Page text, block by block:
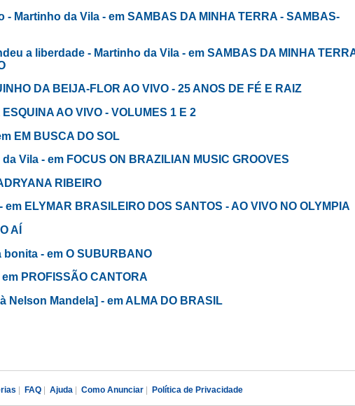
- Martinho da Vila - em SAMBAS DA MINHA TERRA - SAMBAS-
a liberdade - Martinho da Vila - em SAMBAS DA MINHA
DA BEIJA-FLOR AO VIVO - 25 ANOS DE FÉ E RAIZ
AO VIVO - VOLUMES 1 E 2
EM BUSCA DO SOL
Vila - em FOCUS ON BRAZILIAN MUSIC GROOVES
RIBEIRO
ELYMAR BRASILEIRO DOS SANTOS - AO VIVO NO OLYMPIA
AÍ
bonita - em O SUBURBANO
PROFISSÃO CANTORA
Nelson Mandela] - em ALMA DO BRASIL
| FAQ | Ajuda | Como Anunciar | Política de Privacidade